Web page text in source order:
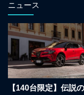
ニュース
【140台限定】伝説